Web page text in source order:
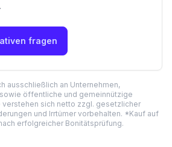
fragen
ausschließlich an Unternehmen,
öffentliche und gemeinnützige
verstehen sich netto zzgl. gesetzlicher
und Irrtümer vorbehalten. *Kauf auf
erfolgreicher Bonitätsprüfung.